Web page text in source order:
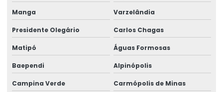
Manga Varzelândia
Presidente Olegário Carlos Chagas
Matipó Águas Formosas
Baependi Alpinópolis
Campina Verde Carmópolis de Minas